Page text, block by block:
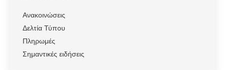
Ανακοινώσεις
Δελτία Τύπου
Πληρωμές
Σημαντικές ειδήσεις